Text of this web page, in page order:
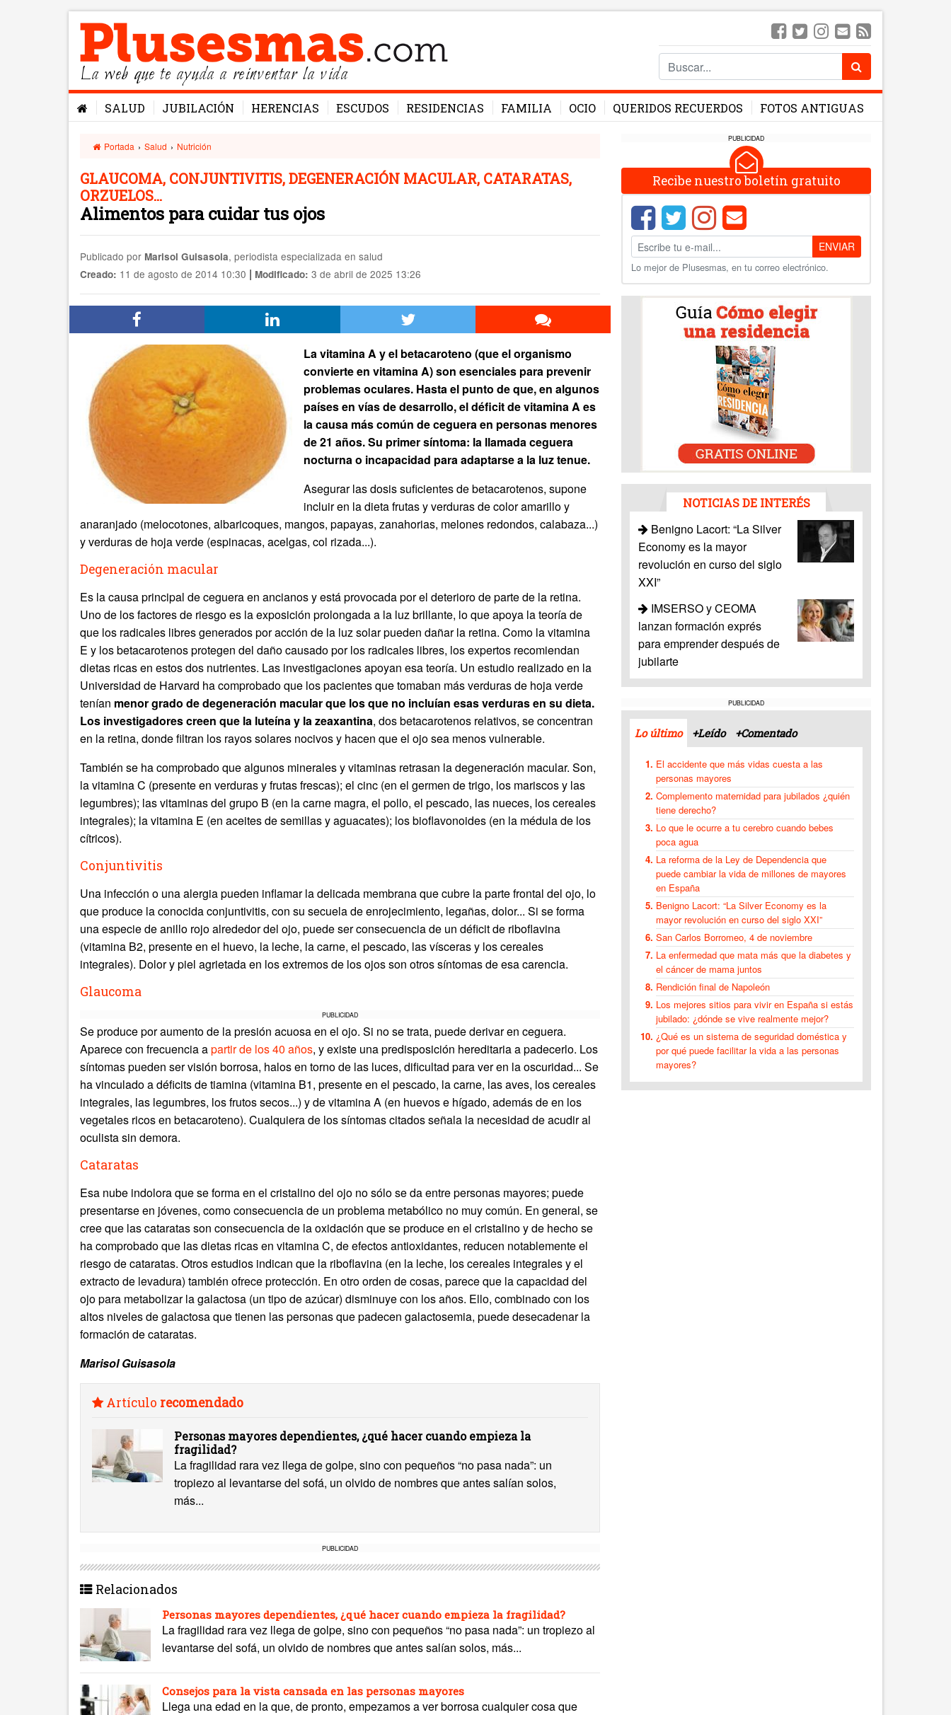
La web que te ayuda a reinventar la vida
SALUD JUBILACIÓN HERENCIAS ESCUDOS RESIDENCIAS FAMILIA OCIO QUERIDOS RECUERDOS FOTOS ANTIGUAS
Portada › Salud › Nutrición
GLAUCOMA, CONJUNTIVITIS, DEGENERACIÓN MACULAR, CATARATAS,
ORZUELOS...
Alimentos para cuidar tus ojos
Publicado por Marisol Guisasola, periodista especializada en salud
Creado: 11 de agosto de 2014 10:30 | Modificado: 3 de abril de 2025 13:26
La vitamina A y el betacaroteno (que el organismo
convierte en vitamina A) son esenciales para prevenir
problemas oculares. Hasta el punto de que, en algunos
países en vías de desarrollo, el déficit de vitamina A es
la causa más común de ceguera en personas menores
de 21 años. Su primer síntoma: la llamada ceguera
nocturna o incapacidad para adaptarse a la luz tenue.
Asegurar las dosis suficientes de betacarotenos, supone
incluir en la dieta frutas y verduras de color amarillo y
anaranjado (melocotones, albaricoques, mangos, papayas, zanahorias, melones redondos, calabaza...)
y verduras de hoja verde (espinacas, acelgas, col rizada...).
Degeneración macular
Es la causa principal de ceguera en ancianos y está provocada por el deterioro de parte de la retina.
Uno de los factores de riesgo es la exposición prolongada a la luz brillante, lo que apoya la teoría de
que los radicales libres generados por acción de la luz solar pueden dañar la retina. Como la vitamina
E y los betacarotenos protegen del daño causado por los radicales libres, los expertos recomiendan
dietas ricas en estos dos nutrientes. Las investigaciones apoyan esa teoría. Un estudio realizado en la
Universidad de Harvard ha comprobado que los pacientes que tomaban más verduras de hoja verde
tenían menor grado de degeneración macular que los que no incluían esas verduras en su dieta.
Los investigadores creen que la luteína y la zeaxantina, dos betacarotenos relativos, se concentran
en la retina, donde filtran los rayos solares nocivos y hacen que el ojo sea menos vulnerable.
También se ha comprobado que algunos minerales y vitaminas retrasan la degeneración macular. Son,
la vitamina C (presente en verduras y frutas frescas); el cinc (en el germen de trigo, los mariscos y las
legumbres); las vitaminas del grupo B (en la carne magra, el pollo, el pescado, las nueces, los cereales
integrales); la vitamina E (en aceites de semillas y aguacates); los bioflavonoides (en la médula de los
cítricos).
Conjuntivitis
Una infección o una alergia pueden inflamar la delicada membrana que cubre la parte frontal del ojo, lo
que produce la conocida conjuntivitis, con su secuela de enrojecimiento, legañas, dolor... Si se forma
una especie de anillo rojo alrededor del ojo, puede ser consecuencia de un déficit de riboflavina
(vitamina B2, presente en el huevo, la leche, la carne, el pescado, las vísceras y los cereales
integrales). Dolor y piel agrietada en los extremos de los ojos son otros síntomas de esa carencia.
Glaucoma
PUBLICIDAD
Se produce por aumento de la presión acuosa en el ojo. Si no se trata, puede derivar en ceguera.
Aparece con frecuencia apartir de los 40 años, y existe una predisposición hereditaria a padecerlo. Los
síntomas pueden ser visión borrosa, halos en torno de las luces, dificultad para ver en la oscuridad... Se
ha vinculado a déficits de tiamina (vitamina B1, presente en el pescado, la carne, las aves, los cereales
integrales, las legumbres, los frutos secos...) y de vitamina A (en huevos e hígado, además de en los
vegetales ricos en betacaroteno). Cualquiera de los síntomas citados señala la necesidad de acudir al
oculista sin demora.
Cataratas
Esa nube indolora que se forma en el cristalino del ojo no sólo se da entre personas mayores; puede
presentarse en jóvenes, como consecuencia de un problema metabólico no muy común. En general, se
cree que las cataratas son consecuencia de la oxidación que se produce en el cristalino y de hecho se
ha comprobado que las dietas ricas en vitamina C, de efectos antioxidantes, reducen notablemente el
riesgo de cataratas. Otros estudios indican que la riboflavina (en la leche, los cereales integrales y el
extracto de levadura) también ofrece protección. En otro orden de cosas, parece que la capacidad del
ojo para metabolizar la galactosa (un tipo de azúcar) disminuye con los años. Ello, combinado con los
altos niveles de galactosa que tienen las personas que padecen galactosemia, puede desecadenar la
formación de cataratas.
Marisol Guisasola
Artículo recomendado
Personas mayores dependientes, ¿qué hacer cuando empieza la
fragilidad?
La fragilidad rara vez llega de golpe, sino con pequeños “no pasa nada”: un
tropiezo al levantarse del sofá, un olvido de nombres que antes salían solos,
más...
PUBLICIDAD
Relacionados
Personas mayores dependientes, ¿qué hacer cuando empieza la fragilidad?
La fragilidad rara vez llega de golpe, sino con pequeños “no pasa nada”: un tropiezo al
levantarse del sofá, un olvido de nombres que antes salían solos, más...
Consejos para la vista cansada en las personas mayores
Llega una edad en la que, de pronto, empezamos a ver borrosa cualquier cosa que
PUBLICIDAD
Recibe nuestro boletín gratuito
ENVIAR
Lo mejor de Plusesmas, en tu correo electrónico.
NOTICIAS DE INTERÉS
Benigno Lacort: “La Silver
Economy es la mayor
revolución en curso del siglo
XXI”
IMSERSO y CEOMA
lanzan formación exprés
para emprender después de
jubilarte
PUBLICIDAD
Lo último +Leído +Comentado
El accidente que más vidas cuesta a las
personas mayores
Complemento maternidad para jubilados ¿quién
tiene derecho?
Lo que le ocurre a tu cerebro cuando bebes
poca agua
La reforma de la Ley de Dependencia que
puede cambiar la vida de millones de mayores
en España
Benigno Lacort: “La Silver Economy es la
mayor revolución en curso del siglo XXI”
San Carlos Borromeo, 4 de noviembre
La enfermedad que mata más que la diabetes y
el cáncer de mama juntos
Rendición final de Napoleón
Los mejores sitios para vivir en España si estás
jubilado: ¿dónde se vive realmente mejor?
¿Qué es un sistema de seguridad doméstica y
por qué puede facilitar la vida a las personas
mayores?